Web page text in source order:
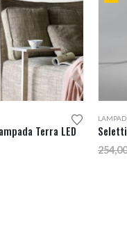
Terra LED
254,00